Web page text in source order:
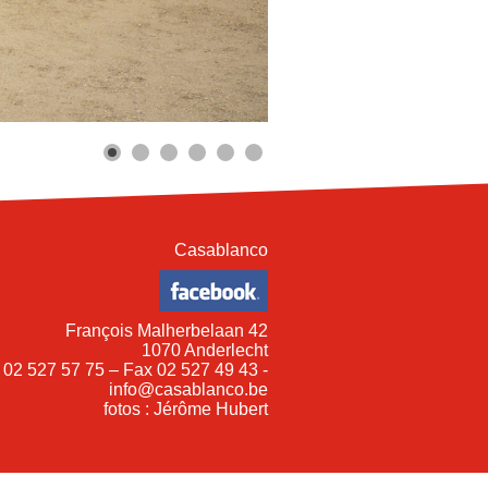
Casablanco
François Malherbelaan 42
1070 Anderlecht
02 527 57 75 – Fax 02 527 49 43 -
info@casablanco.be
fotos : Jérôme Hubert